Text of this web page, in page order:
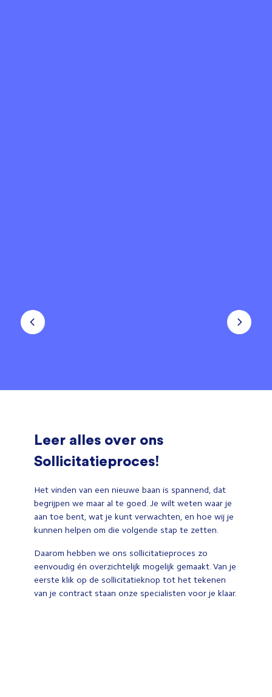
Leer alles over ons
Sollicitatieproces!
Het vinden van een nieuwe baan is spannend, dat
begrijpen we maar al te goed. Je wilt weten waar je
aan toe bent, wat je kunt verwachten, en hoe wij je
kunnen helpen om die volgende stap te zetten.
Daarom hebben we ons sollicitatieproces zo
eenvoudig én overzichtelijk mogelijk gemaakt. Van je
eerste klik op de sollicitatieknop tot het tekenen
van je contract staan onze specialisten voor je klaar.